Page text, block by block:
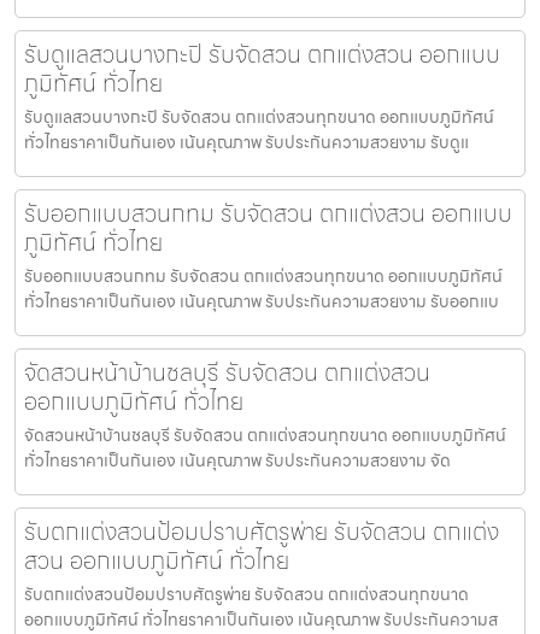
รับดูแลสวนบางกะปิ รับจัดสวน ตกแต่งสวน ออกแบบ
ภูมิทัศน์ ทั่วไทย
รับดูแลสวนบางกะปิ รับจัดสวน ตกแต่งสวนทุกขนาด ออกแบบภูมิทัศน์
ทั่วไทยราคาเป็นกันเอง เน้นคุณภาพ รับประกันความสวยงาม รับดูแ
รับออกแบบสวนกทม รับจัดสวน ตกแต่งสวน ออกแบบ
ภูมิทัศน์ ทั่วไทย
รับออกแบบสวนกทม รับจัดสวน ตกแต่งสวนทุกขนาด ออกแบบภูมิทัศน์
ทั่วไทยราคาเป็นกันเอง เน้นคุณภาพ รับประกันความสวยงาม รับออกแบ
จัดสวนหน้าบ้านชลบุรี รับจัดสวน ตกแต่งสวน
ออกแบบภูมิทัศน์ ทั่วไทย
จัดสวนหน้าบ้านชลบุรี รับจัดสวน ตกแต่งสวนทุกขนาด ออกแบบภูมิทัศน์
ทั่วไทยราคาเป็นกันเอง เน้นคุณภาพ รับประกันความสวยงาม จัด
รับตกแต่งสวนป้อมปราบศัตรูพ่าย รับจัดสวน ตกแต่ง
สวน ออกแบบภูมิทัศน์ ทั่วไทย
รับตกแต่งสวนป้อมปราบศัตรูพ่าย รับจัดสวน ตกแต่งสวนทุกขนาด
ออกแบบภูมิทัศน์ ทั่วไทยราคาเป็นกันเอง เน้นคุณภาพ รับประกันความส